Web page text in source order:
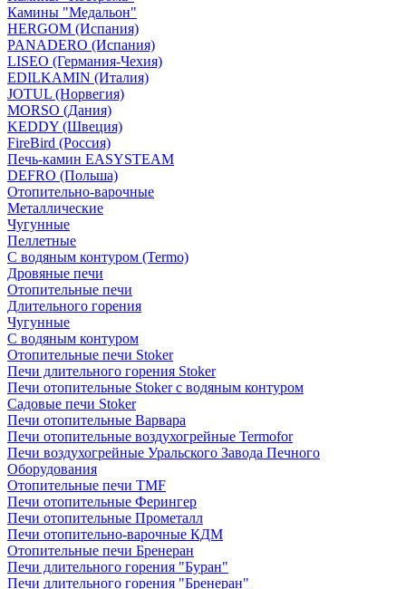
Камины "Медальон"
HERGOM (Испания)
PANADERO (Испания)
LISEO (Германия-Чехия)
EDILKAMIN (Италия)
JOTUL (Норвегия)
MORSO (Дания)
KEDDY (Швеция)
FireBird (Россия)
Печь-камин EASYSTEAM
DEFRO (Польша)
Отопительно-варочные
Металлические
Чугунные
Пеллетные
С водяным контуром (Termo)
Дровяные печи
Отопительные печи
Длительного горения
Чугунные
C водяным контуром
Отопительные печи Stoker
Печи длительного горения Stoker
Печи отопительные Stoker с водяным контуром
Садовые печи Stoker
Печи отопительные Варвара
Печи отопительные воздухогрейные Termofor
Печи воздухогрейные Уральского Завода Печного
Оборудования
Отопительные печи TMF
Печи отопительные Ферингер
Печи отопительные Прометалл
Печи отопительно-варочные КДМ
Отопительные печи Бренеран
Печи длительного горения "Буран"
Печи длительного горения "Бренеран"